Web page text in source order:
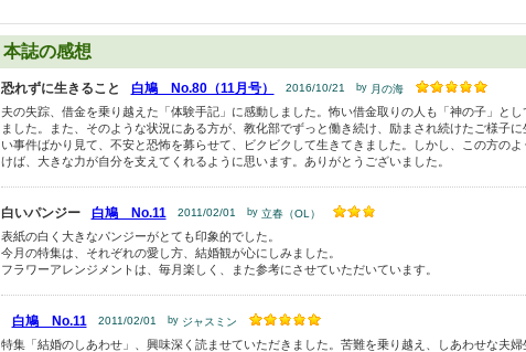
本誌の感想
恐れずに生きること 白鳩 No.80（11月号） 2016/10/21 by 月の海
夫の失踪、借金を乗り越えた「体験手記」に感動しました。怖い借金取りの人も「神の子」と
ました。また、そのような状況にある方が、教化部でずっと働き続け、励まされ続けたご様子
い事件ばかり見て、不安と恐怖を募らせて、ビクビクして生きてきました。しかし、この方の
けば、大きな力が自分を支えてくれるように思います。ありがとうございました。
白いパンジー 白鳩 No.11 2011/02/01 by 立春（OL）
表紙の白く大きなパンジーがとても印象的でした。
今月の特集は、それぞれの愛し方、結婚観が心にしみました。
フラワーアレンジメントは、毎月楽しく、また参考にさせていただいています。
白鳩 No.11 2011/02/01 by ジャスミン
特集「結婚のしあわせ」、興味深く読ませていただきました。苦難を乗り越え、しあわせな夫